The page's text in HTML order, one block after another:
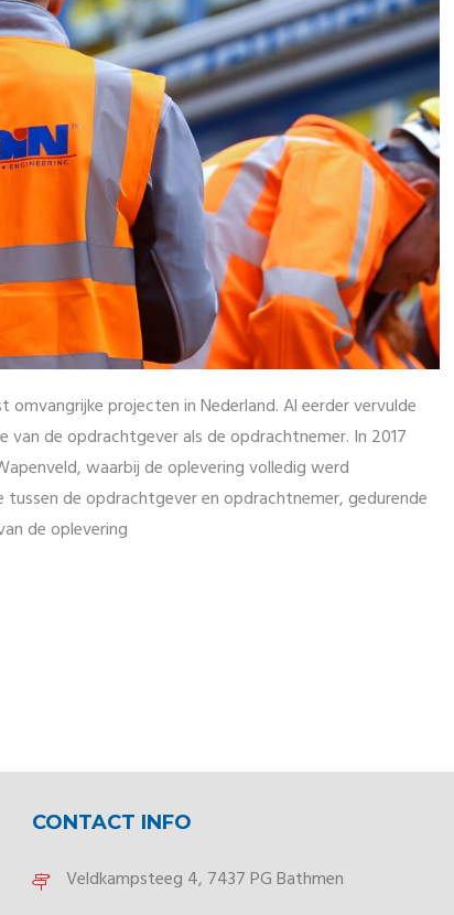
projecten in Nederland. Al eerder vervulde
de opdrachtgever als de opdrachtnemer. In 2017
waarbij de oplevering volledig werd
de opdrachtgever en opdrachtnemer, gedurende
de oplevering
CONTACT INFO
Veldkampsteeg 4, 7437 PG Bathmen